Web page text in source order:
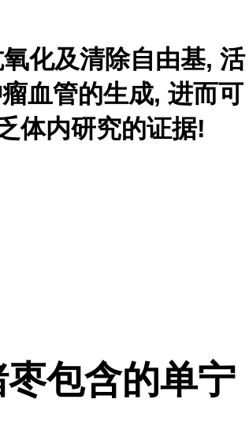
化及清除自由基, 活
血管的生成, 进而可
体内研究的证据!
包含的单宁